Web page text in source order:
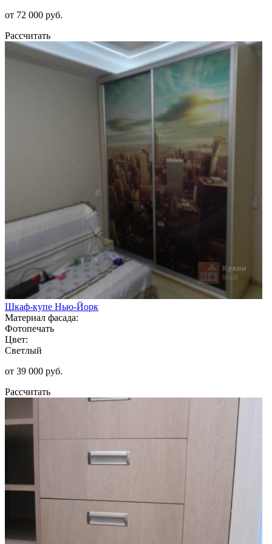
от 72 000 руб.
Рассчитать
Шкаф-купе Нью-Йорк
Материал фасада:
Фотопечать
Цвет:
Светлый
от 39 000 руб.
Рассчитать